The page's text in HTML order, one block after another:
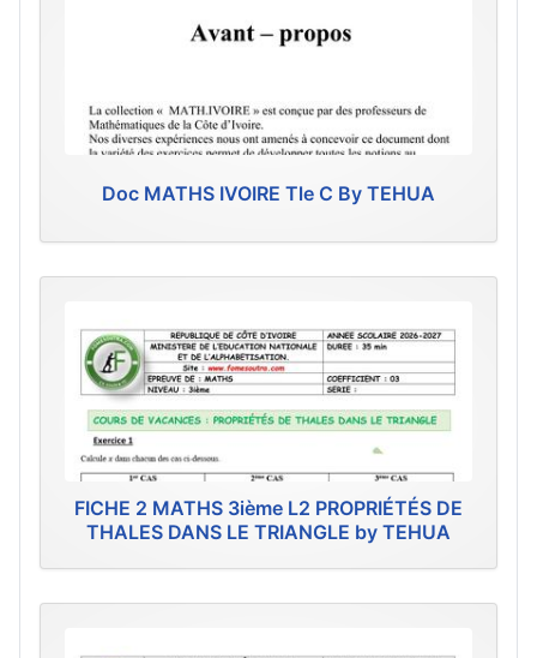
Doc MATHS IVOIRE Tle C By TEHUA
FICHE 2 MATHS 3ième L2 PROPRIÉTÉS DE
THALES DANS LE TRIANGLE by TEHUA